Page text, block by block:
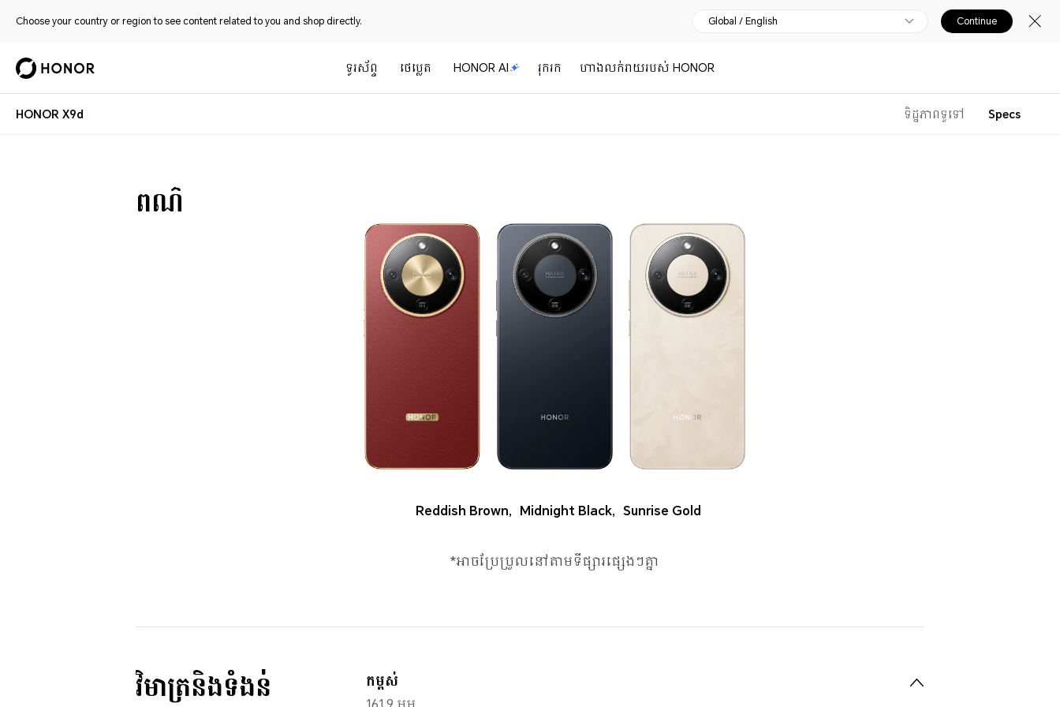
Choose your country or region to see content related to you and shop directly. Global / English Continue
ទូរស័ព្ទ ថេប្លេត HONOR AI រុករក ហាងលក់រាយរបស់ HONOR
HONOR X9d ទិដ្ឋភាពទូទៅ Specs
ពណ៌
Reddish Brown, Midnight Black, Sunrise Gold
*អាចប្រែប្រួលនៅតាមទីផ្សារផ្សេងៗគ្នា
វិមាត្រនិងទំងន់
កម្ពស់